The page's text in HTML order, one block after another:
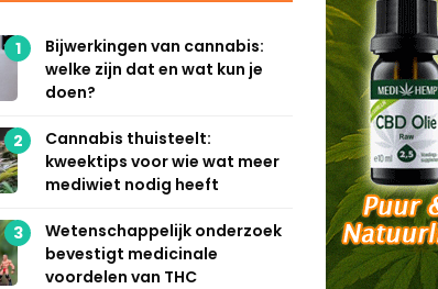
1
Bijwerkingen van cannabis:
welke zijn dat en wat kun je
doen?
2
Cannabis thuisteelt:
kweektips voor wie wat meer
mediwiet nodig heeft
3
Wetenschappelijk onderzoek
bevestigt medicinale
voordelen van THC